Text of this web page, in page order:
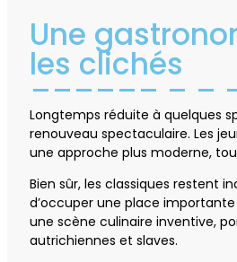
Une
les clichés
Longtemps réduite à quelques
renouveau spectaculaire. Les
une approche plus moderne,
Bien sûr, les classiques restent
d’occuper une place
une scène culinaire inventive,
autrichiennes et slaves.